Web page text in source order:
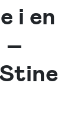
i en
–